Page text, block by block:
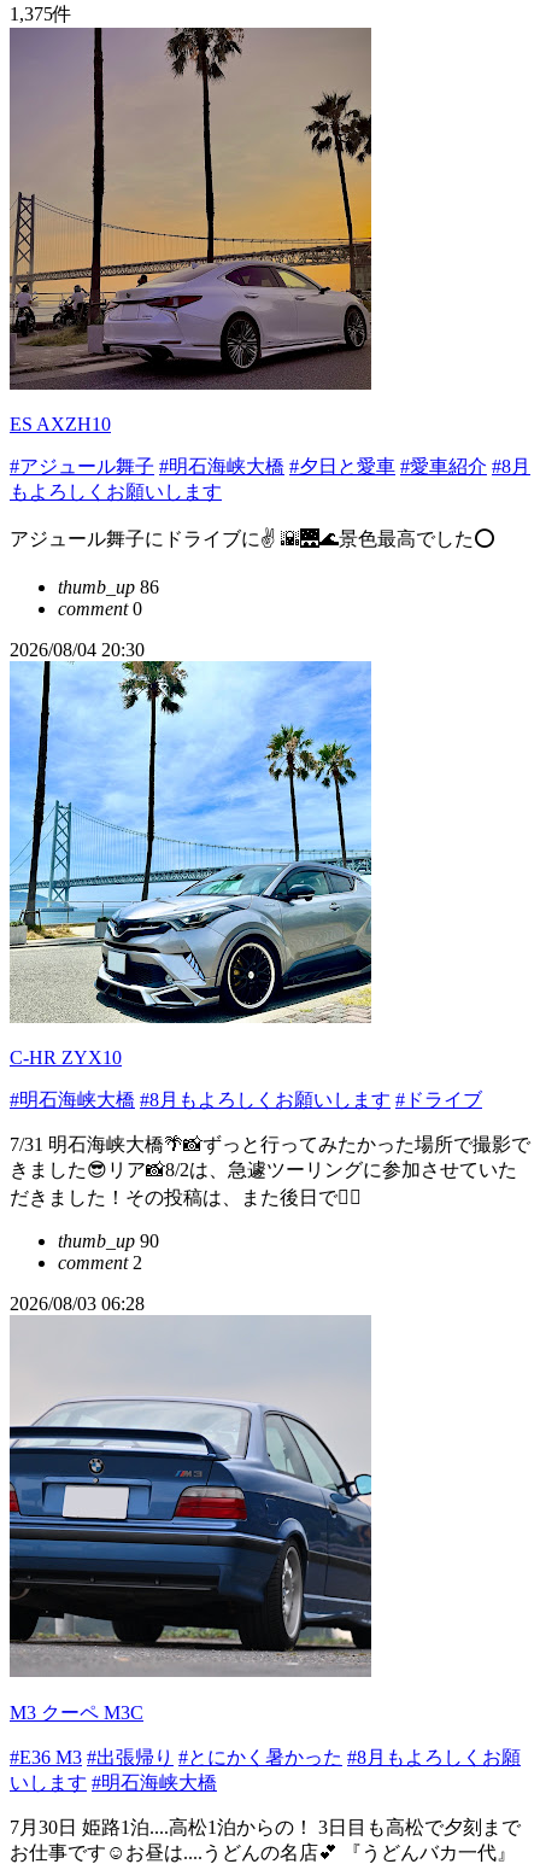
1,375件
ES AXZH10
#アジュール舞子 #明石海峡大橋 #夕日と愛車 #愛車紹介 #8月
もよろしくお願いします
アジュール舞子にドライブに✌️ 🌇🌉🌊景色最高でした⭕️
thumb_up 86
comment0
2026/08/04 20:30
C-HR ZYX10
#明石海峡大橋 #8月もよろしくお願いします #ドライブ
7/31 明石海峡大橋🌴📸ずっと行ってみたかった場所で撮影で
きました😎リア📸8/2は、急遽ツーリングに参加させていた
だきました！その投稿は、また後日で🙇‍♂️
thumb_up 90
comment2
2026/08/03 06:28
M3 クーペ M3C
#E36 M3 #出張帰り #とにかく暑かった #8月もよろしくお願
いします #明石海峡大橋
7月30日 姫路1泊....高松1泊からの！ 3日目も高松で夕刻まで
お仕事です☺️お昼は....うどんの名店💕 『うどんバカ一代』